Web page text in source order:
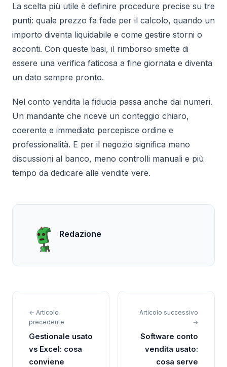
La scelta più utile è definire procedure precise su tre
punti: quale prezzo fa fede per il calcolo, quando un
importo diventa liquidabile e come gestire storni o
acconti. Con queste basi, il rimborso smette di
essere una verifica faticosa a fine giornata e diventa
un dato sempre pronto.
Nel conto vendita la fiducia passa anche dai numeri.
Un mandante che riceve un conteggio chiaro,
coerente e immediato percepisce ordine e
professionalità. E per il negozio significa meno
discussioni al banco, meno controlli manuali e più
tempo da dedicare alle vendite vere.
Redazione
← Articolo
precedente
Gestionale usato
vs Excel: cosa
conviene
Articolo successivo
→
Software conto
vendita usato:
cosa serve